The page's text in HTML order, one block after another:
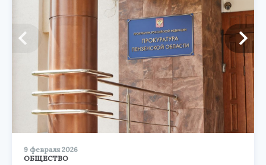
9 февраля 2026
ОБЩЕСТВО